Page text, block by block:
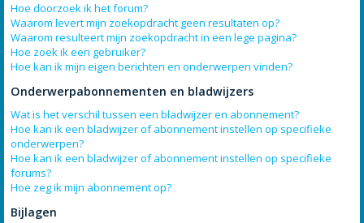
Hoe doorzoek ik het forum?
Waarom levert mijn zoekopdracht geen resultaten op?
Waarom resulteert mijn zoekopdracht in een lege pagina?
Hoe zoek ik een gebruiker?
Hoe kan ik mijn eigen berichten en onderwerpen vinden?
Onderwerpabonnementen en bladwijzers
Wat is het verschil tussen een bladwijzer en abonnement?
Hoe kan ik een bladwijzer of abonnement instellen op specifieke
onderwerpen?
Hoe kan ik een bladwijzer of abonnement instellen op specifieke
forums?
Hoe zeg ik mijn abonnement op?
Bijlagen